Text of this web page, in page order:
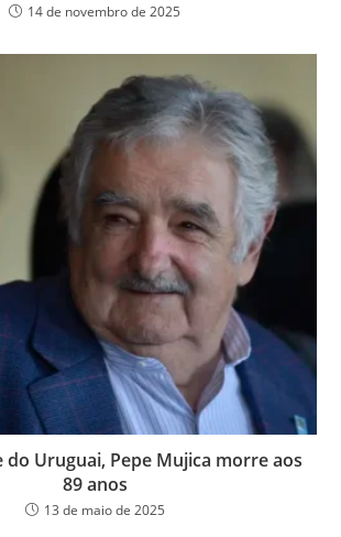
14 de novembro de 2025
do Uruguai, Pepe Mujica morre aos
89 anos
13 de maio de 2025